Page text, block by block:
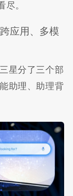
尽。
应用、多模
星分了三个部
助理、助理背